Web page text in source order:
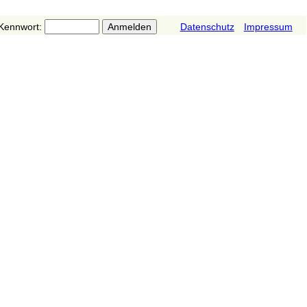
Datenschutz Impressum